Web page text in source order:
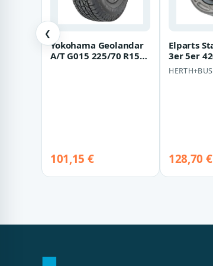
❮
Yokohama Geolandar
A/T G015 225/70 R15
101,15 €
Elparts
3er 5er
128,70 €